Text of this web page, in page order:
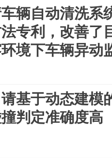
辆自动清洗系
专利，改善了
境下车辆异动
基于动态建模
判定准确度高